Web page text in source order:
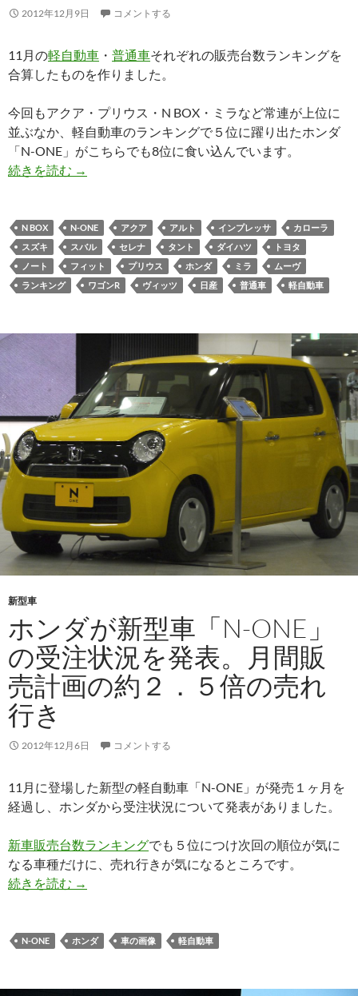
2012年12月9日 コメントする
11月の軽自動車 ・ 普通車それぞれの販売台数ランキングを
合算したものを作りました。
今回もアクア・プリウス・N BOX・ミラなど常連が上位に
並ぶなか、軽自動車のランキングで５位に躍り出たホンダ
「N-ONE」がこちらでも8位に食い込んでいます。
続きを読む →
N BOX N-ONE アクア アルト インプレッサ
カローラ
スズキ
スバル セレナ タント ダイハツ
トヨタ
ノート
フィット プリウス ホンダ ミラ
ムーヴ
ランキング
ワゴンR ヴィッツ 日産 普通車 軽自動車
新型車
ホンダが新型車「N-ONE」
の受注状況を発表。月間販
売計画の約２．５倍の売れ
行き
2012年12月6日 コメントする
11月に登場した新型の軽自動車「N-ONE」が発売１ヶ月を
経過し、ホンダから受注状況について発表がありました。
新車販売台数ランキングでも５位につけ次回の順位が気に
なる車種だけに、売れ行きが気になるところです。
続きを読む →
N-ONE ホンダ 車の画像 軽自動車